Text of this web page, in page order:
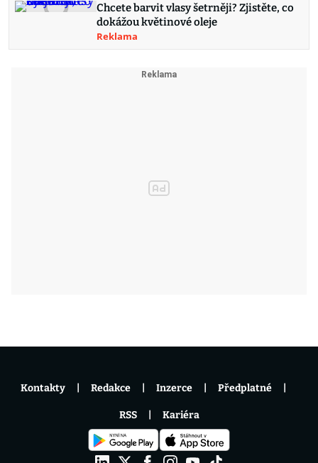
Chcete barvit vlasy šetrněji? Zjistěte, co
dokážou květinové oleje
Reklama
Kontakty Redakce Inzerce Předplatné
RSS Kariéra